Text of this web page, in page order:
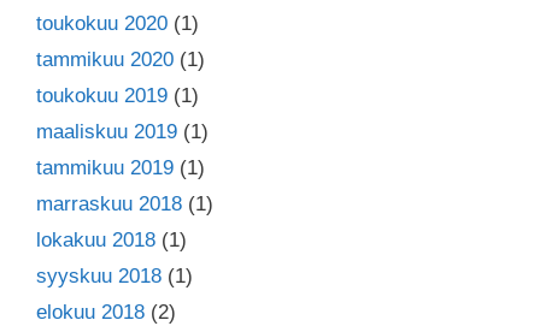
toukokuu 2020 (1)
tammikuu 2020 (1)
toukokuu 2019 (1)
maaliskuu 2019 (1)
tammikuu 2019 (1)
marraskuu 2018 (1)
lokakuu 2018 (1)
syyskuu 2018 (1)
elokuu 2018 (2)